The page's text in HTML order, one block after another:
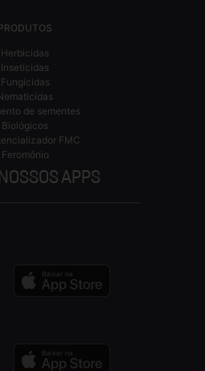
Herbicidas
Inseticidas
Fungicidas
de sementes
Biológicos
FMC
Feromônio
APPS